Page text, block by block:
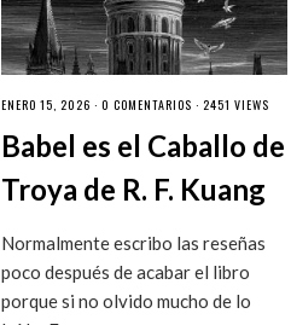
ENERO 15, 2026 ·0 COMENTARIOS · 2451 VIEWS
Babel es el Caballo de
Troya de R. F. Kuang
Normalmente escribo las reseñas
poco después de acabar el libro
porque si no olvido mucho de lo